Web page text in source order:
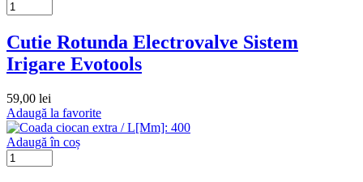
Cutie Rotunda Electrovalve Sistem
Irigare Evotools
59,00 lei
Adaugă la favorite
Adaugă în coș